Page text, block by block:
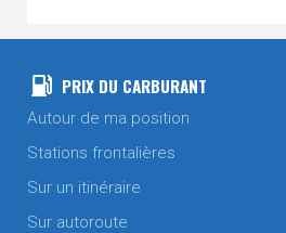
PRIX DU CARBURANT
Autour de ma position
Stations frontalières
Sur un itinéraire
Sur autoroute